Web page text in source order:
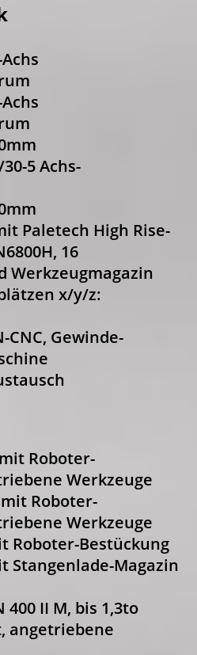
5 Achs-
Paletech High Rise-
16
Werkzeugmagazin
x/y/z:
CNC, Gewinde-
Roboter-
Werkzeuge
mit Roboter-
Werkzeuge
Roboter-Bestückung
Stangenlade-Magazin
400 II M, bis 1,3to
angetriebene